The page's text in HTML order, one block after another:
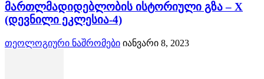
მართლმადიდებლობის ისტორიული გზა – X
(დევნილი ეკლესია-4)
თეოლოგიური ნაშრომები იანვარი 8, 2023